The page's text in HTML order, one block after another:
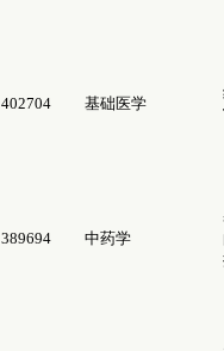
402704 基础医学
389694 中药学